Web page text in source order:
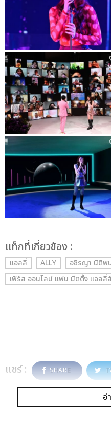
เเท็กที่เกี่ยวข้อง :
แอลลี่ ALLY อชิรญา นิติพ
เฟิร์ส ออนไลน์ แฟน มีตติ้ง แอลลี่
แชร์ : SHARE
อ่